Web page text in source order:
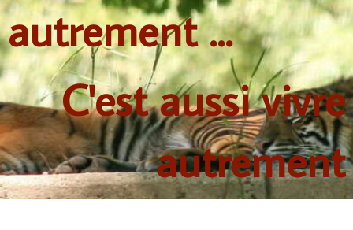
autrement ...
C'est aussi vivre
autrement